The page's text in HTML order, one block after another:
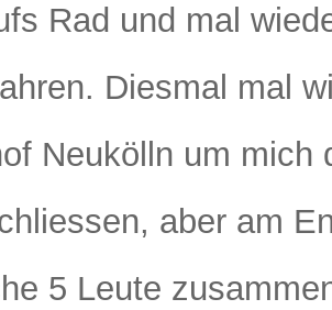
Rad und mal
Diesmal mal
Neukölln um mich
aber am
5 Leute